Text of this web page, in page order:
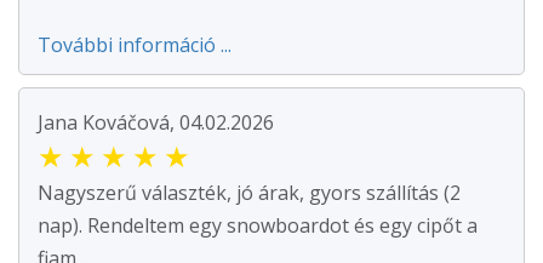
További információ ...
Jana Kováčová, 04.02.2026
★ ★ ★ ★ ★
Nagyszerű választék, jó árak, gyors szállítás (2
nap). Rendeltem egy snowboardot és egy cipőt a